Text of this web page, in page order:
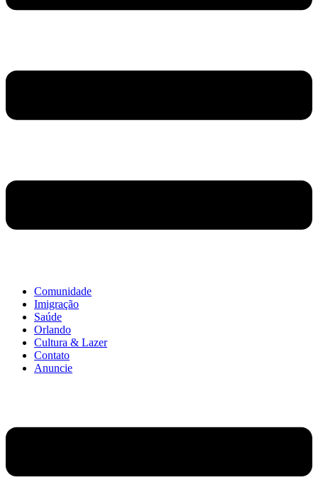
Comunidade
Imigração
Saúde
Orlando
Cultura & Lazer
Contato
Anuncie